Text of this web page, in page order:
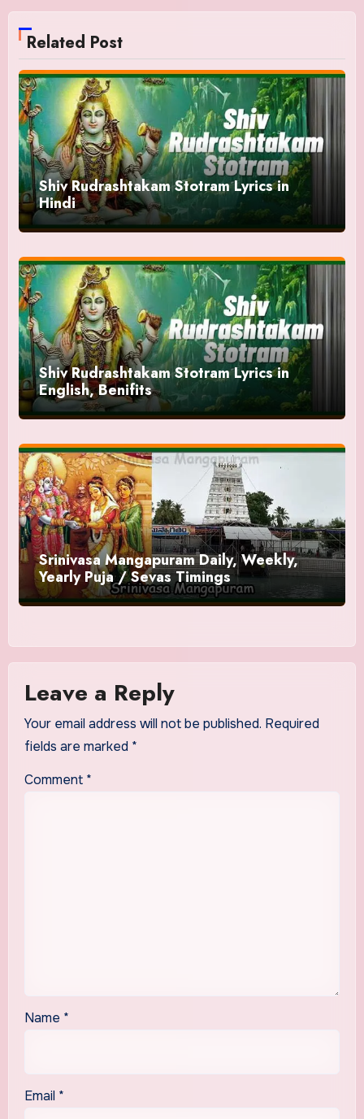
Related Post
Shiv Rudrashtakam Stotram Lyrics in
Hindi
Shiv Rudrashtakam Stotram Lyrics in
English, Benifits
Srinivasa Mangapuram Daily, Weekly,
Yearly Puja / Sevas Timings
Leave a Reply
Your email address will not be published. Required
fields are marked *
Comment *
Name *
Email *